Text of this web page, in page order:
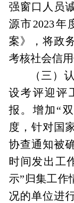
强窗口人员
源市 2023年
案》，将政
考核社会信
（三）
设考评迎评
报。增加 “
度，针对国
协查通知被
时间发出工
示”归集工作
况的单位进